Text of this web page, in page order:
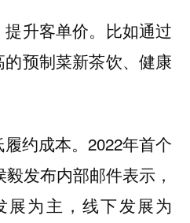
升客单价。比如通过
预制菜新茶饮、健康
约成本。2022年首个
发布内部邮件表示，
展为主，线下发展为